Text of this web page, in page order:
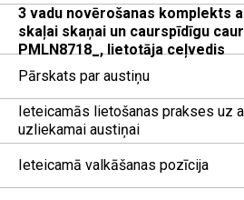
3 vadu novērošanas komplekts
skaļai skaņai un caurspīdīgu
PMLN8718_, lietotāja ceļvedis
Pārskats par austiņu
Ieteicamās lietošanas prakses uz
uzliekamai austiņai
Ieteicamā valkāšanas pozīcija